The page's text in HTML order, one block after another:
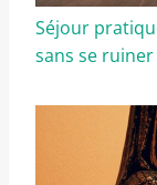
Séjour
sans se ruiner